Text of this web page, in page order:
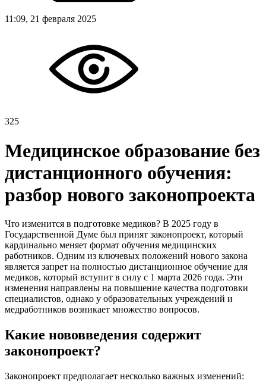
11:09, 21 февраля 2025
325
Медицинское образование без
дистанционного обучения:
разбор нового законопроекта
Что изменится в подготовке медиков? В 2025 году в
Государственной Думе был принят законопроект, который
кардинально меняет формат обучения медицинских
работников. Одним из ключевых положений нового закона
является запрет на полностью дистанционное обучение для
медиков, который вступит в силу с 1 марта 2026 года. Эти
изменения направлены на повышение качества подготовки
специалистов, однако у образовательных учреждений и
медработников возникает множество вопросов.
Какие нововведения содержит
законопроект?
Законопроект предполагает несколько важных изменений: